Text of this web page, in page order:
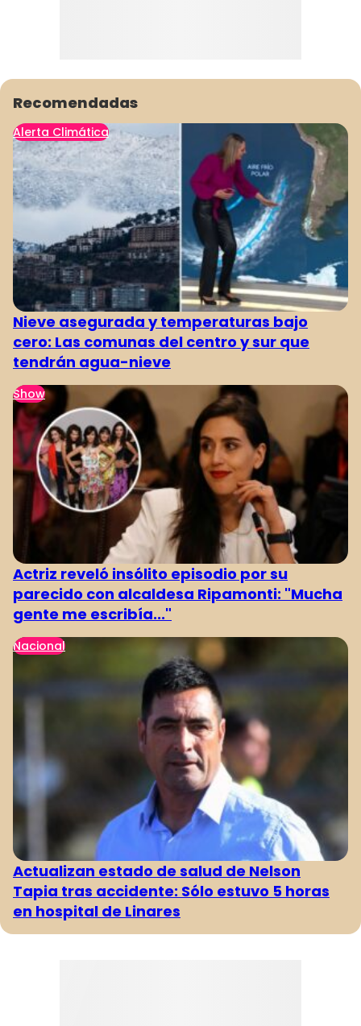
Recomendadas
Alerta Climática
Nieve asegurada y temperaturas bajo
cero: Las comunas del centro y sur que
tendrán agua-nieve
Show
Actriz reveló insólito episodio por su
parecido con alcaldesa Ripamonti: "Mucha
gente me escribía..."
Nacional
Actualizan estado de salud de Nelson
Tapia tras accidente: Sólo estuvo 5 horas
en hospital de Linares